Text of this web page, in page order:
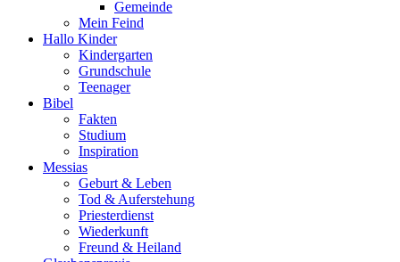
Gemeinde
Mein Feind
Hallo Kinder
Kindergarten
Grundschule
Teenager
Bibel
Fakten
Studium
Inspiration
Messias
Geburt & Leben
Tod & Auferstehung
Priesterdienst
Wiederkunft
Freund & Heiland